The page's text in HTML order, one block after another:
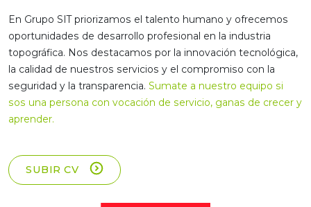
En Grupo SIT priorizamos el talento humano y ofrecemos
oportunidades de desarrollo profesional en la industria
topográfica. Nos destacamos por la innovación tecnológica,
la calidad de nuestros servicios y el compromiso con la
seguridad y la transparencia. Sumate a nuestro equipo si
sos una persona con vocación de servicio, ganas de crecer y
aprender.
SUBIR CV